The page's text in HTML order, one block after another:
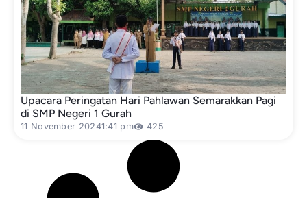
Upacara Peringatan Hari Pahlawan Semarakkan Pagi
di SMP Negeri 1 Gurah
11 November 20241:41 pm 425